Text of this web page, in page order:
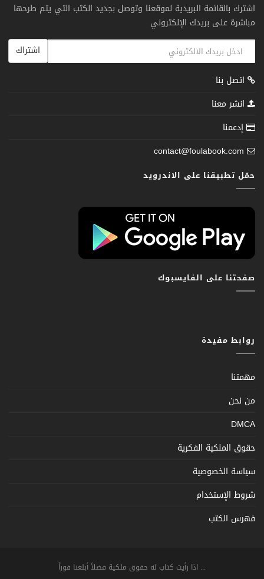
اشترك بالقائمة البريدية لموقعنا وتوصل بجديد الكتب التي يتم طرحها
مباشرة على بريدك الإلكتروني
اشتراك
اتصل بنا
انشر معنا
إدعمنا
contact@foulabook.com
حمّل تطبيقنا على الاندرويد
صفحتنا على الفايسبوك
روابط مفيدة
مهمتنا
من نحن
DMCA
حقوق الملكية الفكرية
سياسة الخصوصية
شروط الإستخدام
فهرس الكتب
... اذا رأيت كتاب له حقوق ملكية فضلاً أبلغنا فوراً